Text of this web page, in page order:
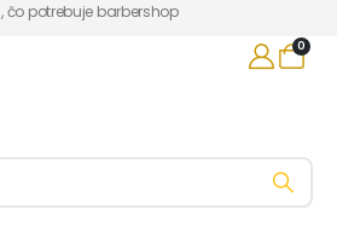
, čo potrebuje barbershop
0